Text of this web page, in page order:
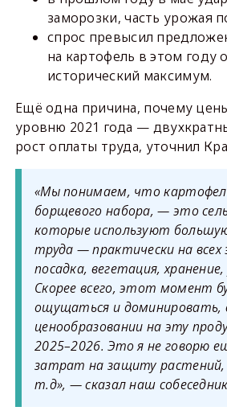
заморозки, часть урожая
спрос превысил
на картофель в этом году
исторический максимум.
Ещё одна причина, почему
уровню 2021 года —
рост оплаты труда, уточнил
«Мы понимаем, что
борщевого набора, — это
которые используют
труда — практически на всех
посадка, вегетация, хранение,
Скорее всего, этот момент
ощущаться и доминировать,
ценообразовании на эту
2025–2026. Это я не говорю
затрат на защиту растений,
т.д», — сказал наш